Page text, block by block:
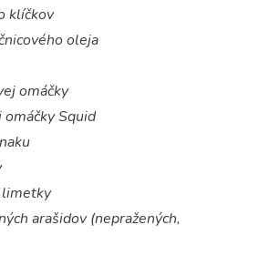
klíčkov
oleja
omáčky
Squid
limetky
arašidov (nepražených,